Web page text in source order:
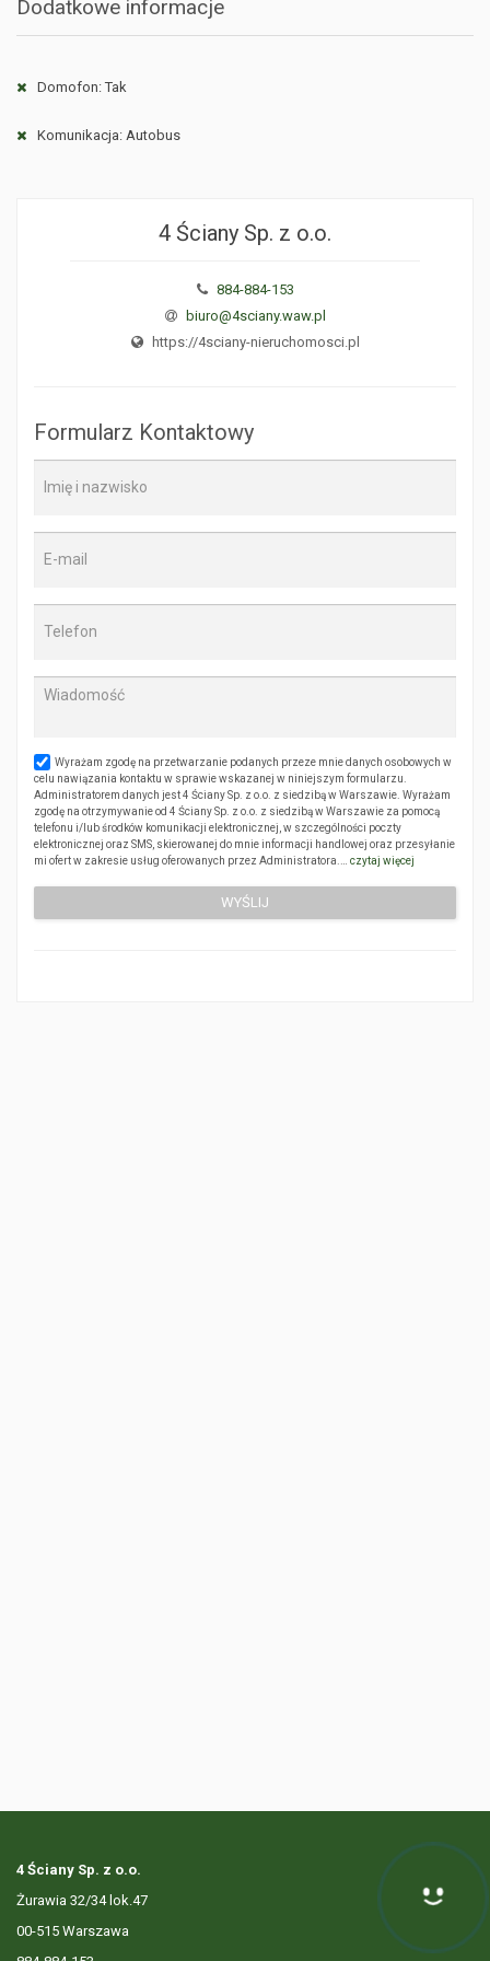
Dodatkowe informacje
Domofon: Tak
Komunikacja: Autobus
4 Ściany Sp. z o.o.
884-884-153
biuro@4sciany.waw.pl
https://4sciany-nieruchomosci.pl
Formularz Kontaktowy
Wyrażam zgodę na przetwarzanie podanych przeze mnie danych osobowych w
celu nawiązania kontaktu w sprawie wskazanej w niniejszym formularzu.
Administratorem danych jest 4 Ściany Sp. z o.o. z siedzibą w Warszawie. Wyrażam
zgodę na otrzymywanie od 4 Ściany Sp. z o.o. z siedzibą w Warszawie za pomocą
telefonu i/lub środków komunikacji elektronicznej, w szczególności poczty
elektronicznej oraz SMS, skierowanej do mnie informacji handlowej oraz przesyłanie
mi ofert w zakresie usług oferowanych przez Administratora.… czytaj więcej
4 Ściany Sp. z o.o.
Żurawia 32/34 lok.47
00-515 Warszawa